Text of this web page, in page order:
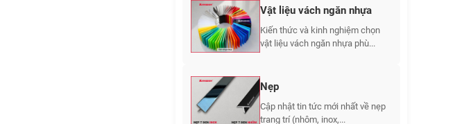
Vật liệu vách ngăn nhựa
Kiến thức và kinh nghiệm chọn
vật liệu vách ngăn nhựa phù...
Nẹp
Cập nhật tin tức mới nhất về nẹp
trang trí (nhôm, inox,...